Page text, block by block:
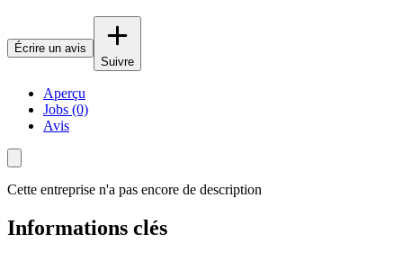
Écrire un avis
Suivre
Aperçu
Jobs (0)
Avis
Cette entreprise n'a pas encore de description
Informations clés